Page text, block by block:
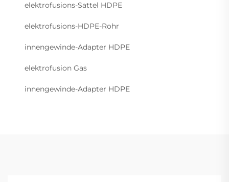
elektrofusions-Sattel HDPE
elektrofusions-HDPE-Rohr
innengewinde-Adapter HDPE
elektrofusion Gas
innengewinde-Adapter HDPE